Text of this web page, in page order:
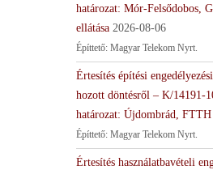
határozat: Mór-Felsődobos,
ellátása 2026-08-06
Építtető: Magyar Telekom Nyrt.
Értesítés építési
hozott döntésről – K/14191-
határozat: Újdombrád, FTTH
Építtető: Magyar Telekom Nyrt.
Értesítés használatbavételi